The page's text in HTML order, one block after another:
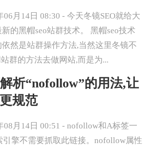
06月14日 08:30 - 今天冬镜SEO就给大
的黑帽seo站群技术。 黑帽seo技术
然是站群操作方法,当然这里冬镜不
群的方法去做网站,而是为...
析“nofollow”的用法,让
规范
08月14日 00:51 - nofollow和A标签一
引擎不需要抓取此链接。nofollow属性